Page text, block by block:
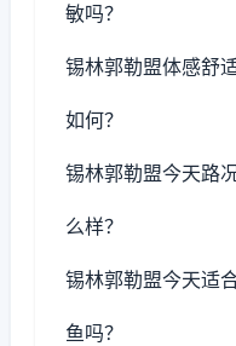
敏吗？
锡林郭勒盟体感舒
如何？
锡林郭勒盟今天路
么样？
锡林郭勒盟今天适
鱼吗？